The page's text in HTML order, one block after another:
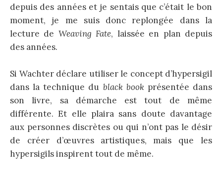
depuis des années et je sentais que c’était le bon
moment, je me suis donc replongée dans la
lecture de Weaving Fate, laissée en plan depuis
des années.
Si Wachter déclare utiliser le concept d’hypersigil
dans la technique du black bookprésentée dans
son livre, sa démarche est tout de même
différente. Et elle plaira sans doute davantage
aux personnes discrètes ou qui n’ont pas le désir
de créer d’œuvres artistiques, mais que les
hypersigils inspirent tout de même.